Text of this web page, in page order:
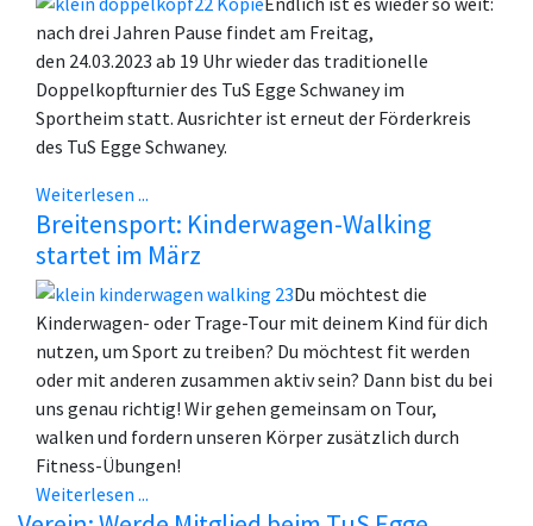
nach drei Jahren Pause findetam Freitag,
den 24.03.2023 ab 19 Uhrwieder das traditionelle
Doppelkopfturnier des TuS Egge Schwaney im
Sportheim statt. Ausrichter isterneutder Förderkreis
des TuS Egge Schwaney.
Weiterlesen ...
Breitensport: Kinderwagen-Walking
startet im März
Du möchtest die
Kinderwagen- oder Trage-Tour mit deinem Kind für dich
nutzen, um Sport zu treiben? Du möchtest fit werden
oder mit anderen zusammen aktiv sein? Dann bist du bei
uns genau richtig! Wir gehen gemeinsam on Tour,
walken und fordern unseren Körper zusätzlich durch
Fitness-Übungen!
Weiterlesen ...